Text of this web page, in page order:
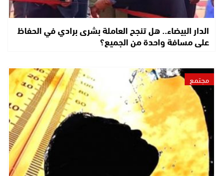
الدار البيضاء.. هل تنجح العاملة بشرى برادي في الحفاظ
على مسافة واحدة من الجميع؟
مجتمع